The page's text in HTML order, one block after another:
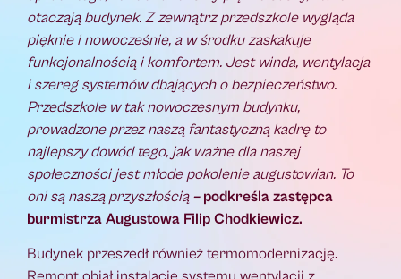
otaczają budynek. Z zewnątrz przedszkole wygląda
pięknie i nowocześnie, a w środku zaskakuje
funkcjonalnością i komfortem. Jest winda, wentylacja
i szereg systemów dbających o bezpieczeństwo.
Przedszkole w tak nowoczesnym budynku,
prowadzone przez naszą fantastyczną kadrę to
najlepszy dowód tego, jak ważne dla naszej
społeczności jest młode pokolenie augustowian. To
oni są naszą przyszłością–podkreśla zastępca
burmistrza Augustowa Filip Chodkiewicz.
Budynek przeszedł również termomodernizację.